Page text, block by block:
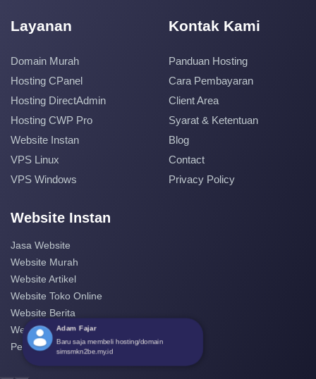
Layanan
Domain Murah
Hosting CPanel
Hosting DirectAdmin
Hosting CWP Pro
Website Instan
VPS Linux
VPS Windows
Kontak Kami
Panduan Hosting
Cara Pembayaran
Client Area
Syarat & Ketentuan
Blog
Contact
Privacy Policy
Website Instan
Jasa Website
Website Murah
Website Artikel
Website Toko Online
Website Berita
Website Perusahaan
Pembuatan Website
Adam Fajar
Baru saja membeli hosting/domain
simsmkn2be.my.id